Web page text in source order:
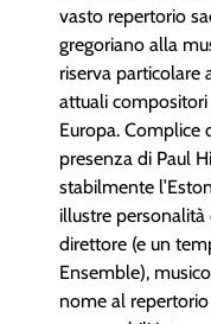
vasto repertorio
gregoriano alla
riserva particolare
attuali compositori
Europa. Complice
presenza di Paul
stabilmente
illustre personalità
direttore (e un
Ensemble),
nome al